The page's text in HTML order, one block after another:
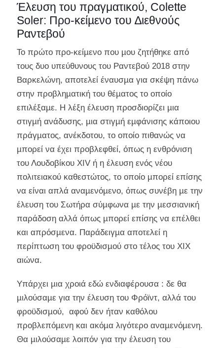
Έλευση του πραγματικού, Colette
Soler: Προ-κείµενο του ∆ιεθνούς
Ραντεβού
Το πρώτο προ-κείµενο που µου ζητήθηκε από
τους δυο υπεύθυνους του Ραντεβού 2018 στην
Βαρκελώνη, αποτελεί έναυσµα για σκέψη πάνω
στην προβληµατική του θέµατος το οποίο
επιλέξαµε. Η λέξη έλευση προσδιορίζει µια
στιγµή ανάδυσης, µια στιγµή εµφάνισης κάποιου
πράγµατος, ανέκδοτου, το οποίο πιθανώς να
µπορεί να έχει προβλεφθεί, όπως η ενθρόνιση
του Λουδοβίκου XIV ή η έλευση ενός νέου
πολιτειακού καθεστώτος, το οποίο µπορεί επίσης
να είναι απλά αναµενόµενο, όπως συνέβη µε την
έλευση του Σωτήρα σύµφωνα µε την µεσσιανική
παράδοση αλλά όπως µπορεί επίσης να επέλθει
και απρόσµενα. Παράδειγµα αποτελεί η
περίπτωση του φροϋδισµού στο τέλος του ΧΙΧ
αιώνα.
Υπάρχει µια χροιά εδώ ενδιαφέρουσα : δε θα
µιλούσαµε για την έλευση του Φρόϊντ, αλλά του
φροϋδισµού, αφού δεν ήταν καθόλου
προβλεπόµενη και ακόµα λιγότερο αναµενόµενη.
Θα µιλούσαµε λοιπόν για την έλευση του